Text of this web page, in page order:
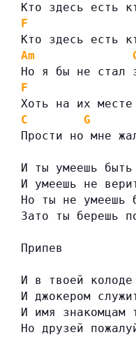
Кто здесь есть
F
Кто здесь есть
Am
Но я бы не стал
F
Хоть на их
C
G
Прости но мне
И ты умеешь
И умеешь не
Но ты не умеешь
Зато ты берешь
Припев
И в твоей
И джокером
И имя знакомцам
Но друзей